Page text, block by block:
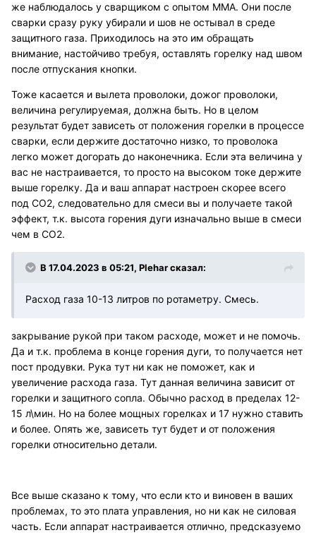
же наблюдалось у сварщиком с опытом ММА. Они после
сварки сразу руку убирали и шов не остывал в среде
защитного газа. Приходилось на это им обращать
внимание, настойчиво требуя, оставлять горелку над швом
после отпускания кнопки.
Тоже касается и вылета проволоки, дожог проволоки,
величина регулируемая, должна быть. Но в целом
результат будет зависеть от положения горелки в процессе
сварки, если держите достаточно низко, то проволока
легко может догорать до наконечника. Если эта величина у
вас не настраивается, то просто на высоком токе держите
выше горелку. Да и ваш аппарат настроен скорее всего
под СО2, следовательно для смеси вы и получаете такой
эффект, т.к. высота горения дуги изначально выше в смеси
чем в СО2.
В 17.04.2023 в 05:21, Pleharсказал:
Расход газа 10-13 литров по ротаметру. Смесь.
закрывание рукой при таком расходе, может и не помочь.
Да и т.к. проблема в конце горения дуги, то получается нет
пост продувки. Рука тут ни как не поможет, как и
увеличение расхода газа. Тут данная величина зависит от
горелки и защитного сопла. Обычно расход в пределах 12-
15 л\мин. Но на более мощных горелках и 17 нужно ставить
и более. Опять же, зависеть тут будет и от положения
горелки относительно детали.
Все выше сказано к тому, что если кто и виновен в ваших
проблемах, то это плата управления, но ни как не силовая
часть. Если аппарат настраивается отлично, предсказуемо